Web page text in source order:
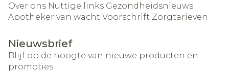
Over ons Nuttige links Gezondheidsnieuws
Apotheker van wacht Voorschrift Zorgtarieven
Nieuwsbrief
Blijf op de hoogte van nieuwe producten en
promoties